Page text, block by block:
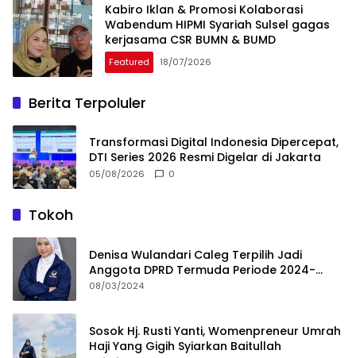
Kabiro Iklan & Promosi Kolaborasi
Wabendum HIPMI Syariah Sulsel gagas
kerjasama CSR BUMN & BUMD
Featured 18/07/2026
Berita Terpoluler
Transformasi Digital Indonesia Dipercepat,
DTI Series 2026 Resmi Digelar di Jakarta
05/08/2026 0
Tokoh
Denisa Wulandari Caleg Terpilih Jadi
Anggota DPRD Termuda Periode 2024-
2029
08/03/2024
Sosok Hj. Rusti Yanti, Womenpreneur Umrah
Haji Yang Gigih Syiarkan Baitullah